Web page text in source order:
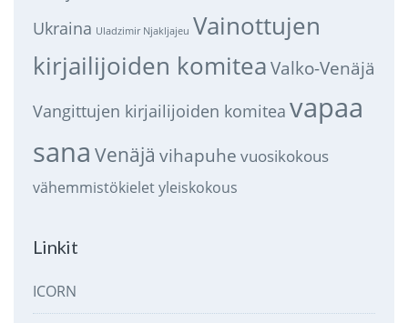
Ukraina Uladzimir Njakljajeu Vainottujen
kirjailijoiden komitea Valko-Venäjä
Vangittujen kirjailijoiden komitea vapaa
sana Venäjä vihapuhe vuosikokous
vähemmistökieletyleiskokous
Linkit
ICORN